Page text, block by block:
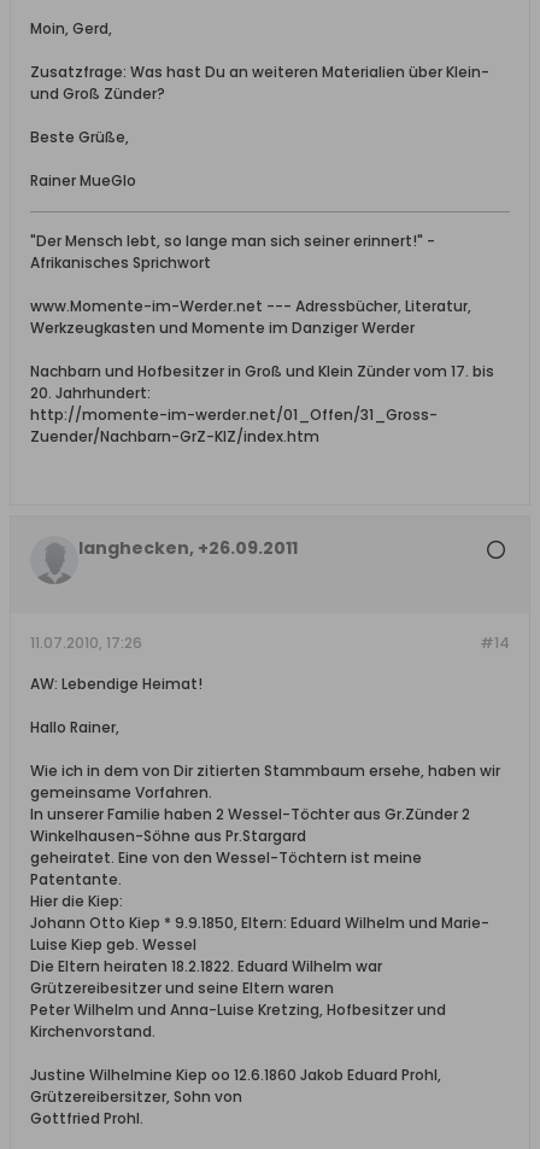
Moin, Gerd,
Zusatzfrage: Was hast Du an weiteren Materialien über Klein-
und Groß Zünder?
Beste Grüße,
Rainer MueGlo
"Der Mensch lebt, so lange man sich seiner erinnert!" -
Afrikanisches Sprichwort
www.Momente-im-Werder.net --- Adressbücher, Literatur,
Werkzeugkasten und Momente im Danziger Werder
Nachbarn und Hofbesitzer in Groß und Klein Zünder vom 17. bis
20. Jahrhundert:
http://momente-im-werder.net/01_Offen/31_Gross-
Zuender/Nachbarn-GrZ-KlZ/index.htm
langhecken, +26.09.2011
#14
11.07.2010, 17:26
AW: Lebendige Heimat!
Hallo Rainer,
Wie ich in dem von Dir zitierten Stammbaum ersehe, haben wir
gemeinsame Vorfahren.
In unserer Familie haben 2 Wessel-Töchter aus Gr.Zünder 2
Winkelhausen-Söhne aus Pr.Stargard
geheiratet. Eine von den Wessel-Töchtern ist meine
Patentante.
Hier die Kiep:
Johann Otto Kiep * 9.9.1850, Eltern: Eduard Wilhelm und Marie-
Luise Kiep geb. Wessel
Die Eltern heiraten 18.2.1822. Eduard Wilhelm war
Grützereibesitzer und seine Eltern waren
Peter Wilhelm und Anna-Luise Kretzing, Hofbesitzer und
Kirchenvorstand.
Justine Wilhelmine Kiep oo 12.6.1860 Jakob Eduard Prohl,
Grützereibersitzer, Sohn von
Gottfried Prohl.